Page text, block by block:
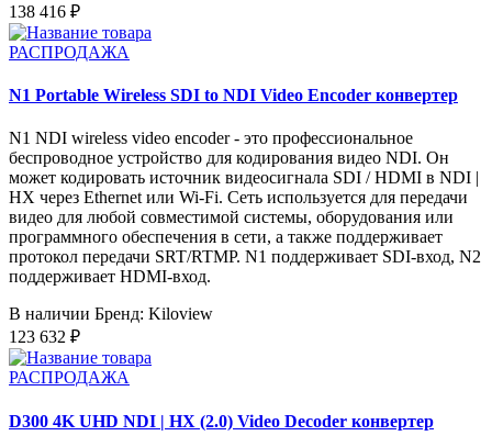
138 416 ₽
РАСПРОДАЖА
N1 Portable Wireless SDI to NDI Video Encoder конвертер
N1 NDI wireless video encoder - это профессиональное
беспроводное устройство для кодирования видео NDI. Он
может кодировать источник видеосигнала SDI / HDMI в NDI |
HX через Ethernet или Wi-Fi. Сеть используется для передачи
видео для любой совместимой системы, оборудования или
программного обеспечения в сети, а также поддерживает
протокол передачи SRT/RTMP. N1 поддерживает SDI-вход, N2
поддерживает HDMI-вход.
В наличии Бренд: Kiloview
123 632 ₽
РАСПРОДАЖА
D300 4K UHD NDI | HX (2.0) Video Decoder конвертер